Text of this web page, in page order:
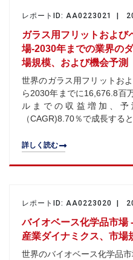
レポートID: AA0223021 |
ガラス用フリットおよび
場-2030年までの業界の
場規模、および機会予測
世界のガラス用フリットお
ら2030年までに16,676.8百
ルまでの収益増加、
（CAGR)8.70％で成長する
詳しく読む
レポートID: AA0223020 |
バイオベース化学品市場
産業ダイナミクス、市場
世界のバイオベース化学品